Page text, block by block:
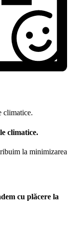
climatice.
la minimizarea
cu plăcere la